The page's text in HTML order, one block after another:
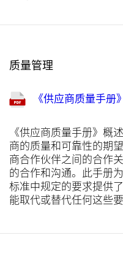
质量管理
《供应商质量手册》
《供应商质量手册》概
商的质量和可靠性的期
商合作伙伴之间的合作
的合作和沟通。此手册
标准中规定的要求提供
能取代或替代任何这些要